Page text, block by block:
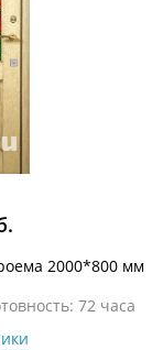
2000*800 мм
72 часа